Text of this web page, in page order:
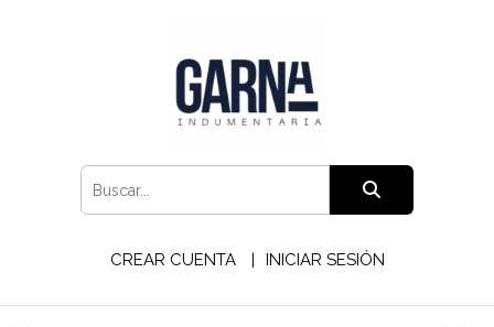
CREAR CUENTA INICIAR SESIÓN